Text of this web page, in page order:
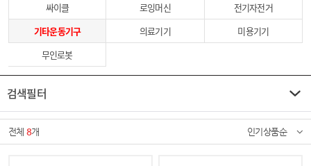
싸이클
로잉머신
전기자전거
기타운동기구
의료기기
미용기기
무인로봇
검색필터
전체8개 인기상품순